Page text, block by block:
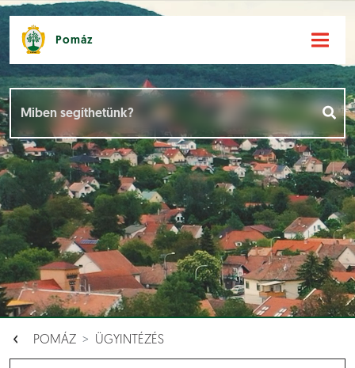
Pomáz
POMÁZ ÜGYINTÉZÉS
Események []
Dokumentumok [ ]
Aloldalak []